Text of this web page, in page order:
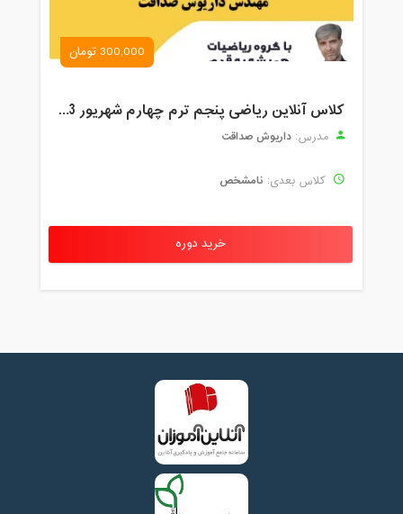
300,000 تومان
کلاس آنلاین ریاضی پنجم ترم چهارم شهریور 1403
مدرس: داریوش صداقت
کلاس بعدی: نامشخص
خرید دوره